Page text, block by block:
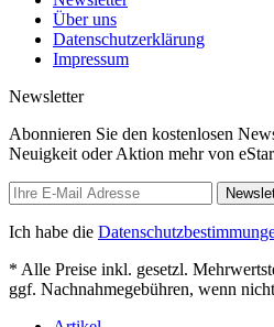
Über uns
Datenschutzerklärung
Impressum
Newsletter
Abonnieren Sie den kostenlosen
Neuigkeit oder Aktion mehr von
Ich habe die
* Alle Preise inkl. gesetzl.
ggf. Nachnahmegebühren, wenn